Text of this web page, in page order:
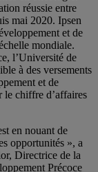
réussie entre
mai 2020. Ipsen
et de
mondiale.
l’Université de
à des versements
et de
le chiffre d’affaires
en nouant de
opportunités », a
Directrice de la
Précoce